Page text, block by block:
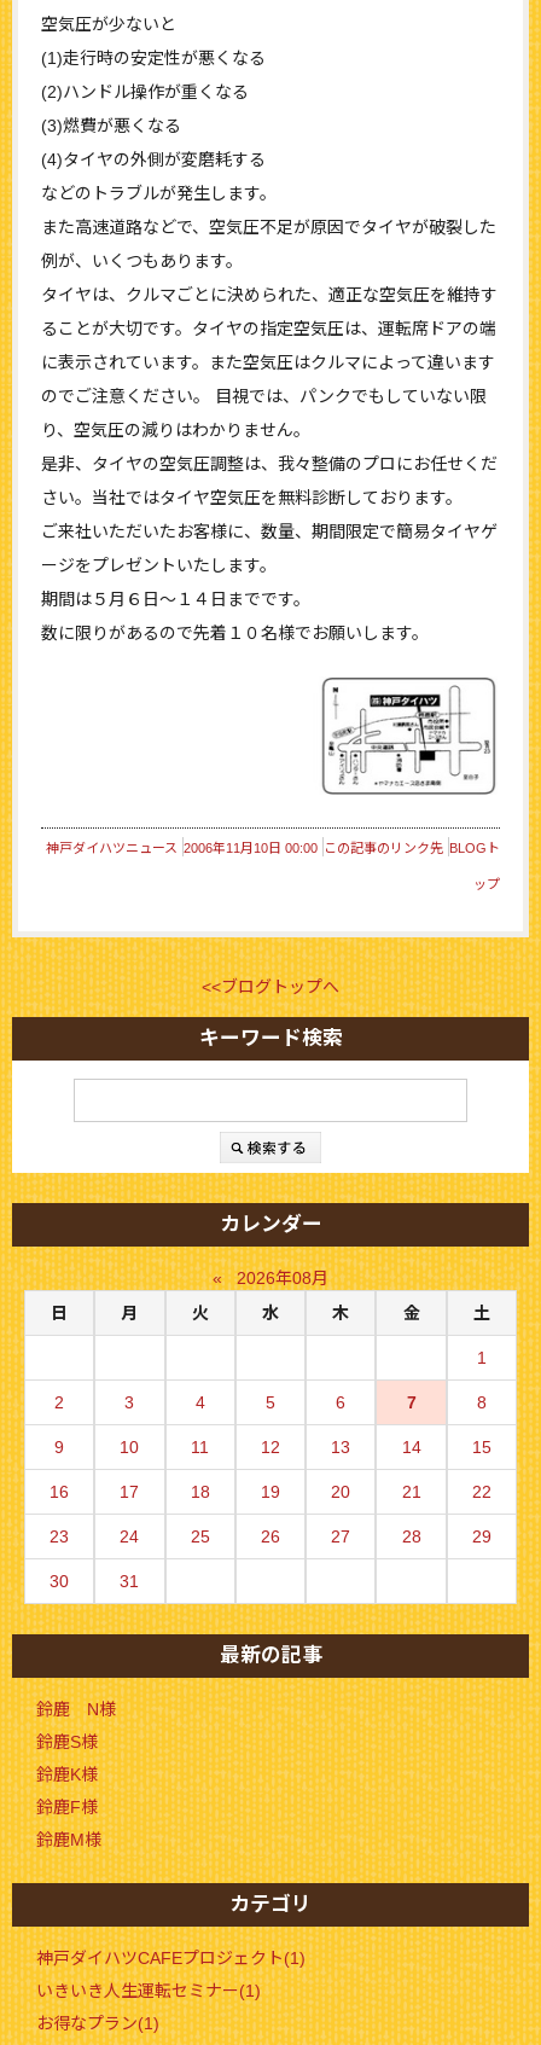
空気圧が少ないと
(1)走行時の安定性が悪くなる
(2)ハンドル操作が重くなる
(3)燃費が悪くなる
(4)タイヤの外側が変磨耗する
などのトラブルが発生します。
また高速道路などで、空気圧不足が原因でタイヤが破裂した
例が、いくつもあります。
タイヤは、クルマごとに決められた、適正な空気圧を維持す
ることが大切です。タイヤの指定空気圧は、運転席ドアの端
に表示されています。また空気圧はクルマによって違います
のでご注意ください。 目視では、パンクでもしていない限
り、空気圧の減りはわかりません。
是非、タイヤの空気圧調整は、我々整備のプロにお任せくだ
さい。当社ではタイヤ空気圧を無料診断しております。
ご来社いただいたお客様に、数量、期間限定で簡易タイヤゲ
ージをプレゼントいたします。
期間は５月６日～１４日までです。
数に限りがあるので先着１０名様でお願いします。
神戸ダイハツニュース 2006年11月10日 00:00 この記事のリンク先 BLOGト
ップ
<<ブログトップへ
キーワード検索
カレンダー
«
2026年08月
日
月 火 水 木 金 土
1
2 3 4 5 6 7 8
9 10 11 12 13 14 15
16 17 18 19 20 21 22
23 24 25 26 27 28 29
30 31
最新の記事
鈴鹿 N様
鈴鹿S様
鈴鹿K様
鈴鹿F様
鈴鹿M様
カテゴリ
神戸ダイハツCAFEプロジェクト(1)
いきいき人生運転セミナー(1)
お得なプラン(1)